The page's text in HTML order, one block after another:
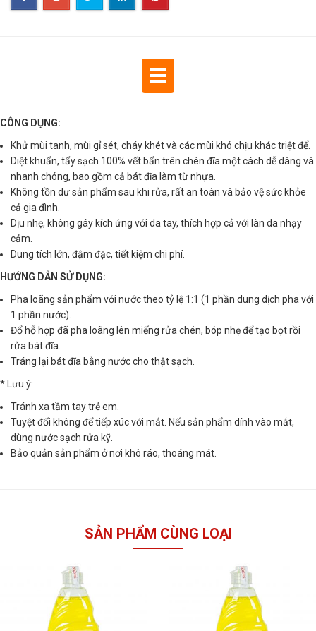
CÔNG DỤNG:
Khử mùi tanh, mùi gỉ sét, cháy khét và các mùi khó chịu khác triệt để.
Diệt khuẩn, tẩy sạch 100% vết bẩn trên chén đĩa một cách dễ dàng và
nhanh chóng, bao gồm cả bát đĩa làm từ nhựa.
Không tồn dư sản phẩm sau khi rửa, rất an toàn và bảo vệ sức khỏe
cả gia đình.
Dịu nhẹ, không gây kích ứng với da tay, thích hợp cả với làn da nhạy
cảm.
Dung tích lớn, đậm đặc, tiết kiệm chi phí.
HƯỚNG DẪN SỬ DỤNG:
Pha loãng sản phẩm với nước theo tỷ lệ 1:1 (1 phần dung dịch pha với
1 phần nước).
Đổ hỗ hợp đã pha loãng lên miếng rửa chén, bóp nhẹ để tạo bọt rồi
rửa bát đĩa.
Tráng lại bát đĩa bằng nước cho thật sạch.
* Lưu ý:
Tránh xa tầm tay trẻ em.
Tuyệt đối không để tiếp xúc với mắt. Nếu sản phẩm dính vào mắt,
dùng nước sạch rửa kỹ.
Bảo quản sản phẩm ở nơi khô ráo, thoáng mát.
SẢN PHẨM CÙNG LOẠI